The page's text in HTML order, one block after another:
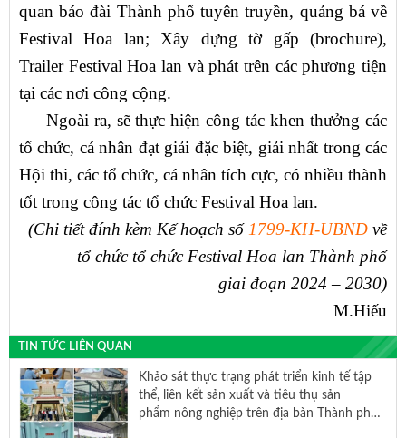
quan báo đài Thành phố tuyên truyền, quảng bá về
Festival Hoa lan; Xây dựng tờ gấp (brochure),
Trailer Festival Hoa lan và phát trên các phương tiện
tại các nơi công cộng.
Ngoài ra, sẽ thực hiện công tác khen thưởng các
tổ chức, cá nhân đạt giải đặc biệt, giải nhất trong các
Hội thi, các tổ chức, cá nhân tích cực, có nhiều thành
tốt trong công tác tổ chức Festival Hoa lan.
(Chi tiết đính kèm Kế hoạch số 1799-KH-UBND về
tổ chức tổ chức Festival Hoa lan Thành phố
giai đoạn 2024 – 2030)
M.Hiếu
TIN TỨC LIÊN QUAN
Khảo sát thực trạng phát triển kinh tế tập
thể, liên kết sản xuất và tiêu thụ sản
phẩm nông nghiệp trên địa bàn Thành phố